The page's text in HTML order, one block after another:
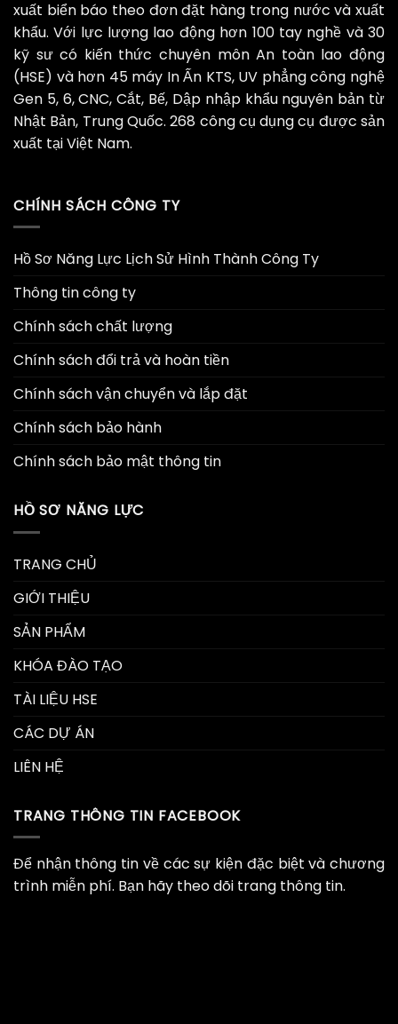
xuất biển báo theo đơn đặt hàng trong nước và xuất
khẩu. Với lực lượng lao động hơn 100 tay nghề và 30
kỹ sư có kiến thức chuyên môn An toàn lao động
(HSE) và hơn 45 máy In Ấn KTS, UV phẳng công nghệ
Gen 5, 6, CNC, Cắt, Bế, Dập nhập khẩu nguyên bản từ
Nhật Bản, Trung Quốc. 268 công cụ dụng cụ được sản
xuất tại Việt Nam.
CHÍNH SÁCH CÔNG TY
Hồ Sơ Năng Lực Lịch Sử Hình Thành Công Ty
Thông tin công ty
Chính sách chất lượng
Chính sách đổi trả và hoàn tiền
Chính sách vận chuyển và lắp đặt
Chính sách bảo hành
Chính sách bảo mật thông tin
HỒ SƠ NĂNG LỰC
TRANG CHỦ
GIỚI THIỆU
SẢN PHẨM
KHÓA ĐÀO TẠO
TÀI LIỆU HSE
CÁC DỰ ÁN
LIÊN HỆ
TRANG THÔNG TIN FACEBOOK
Để nhận thông tin về các sự kiện đặc biệt và chương
trình miễn phí. Bạn hãy theo dõi trang thông tin.